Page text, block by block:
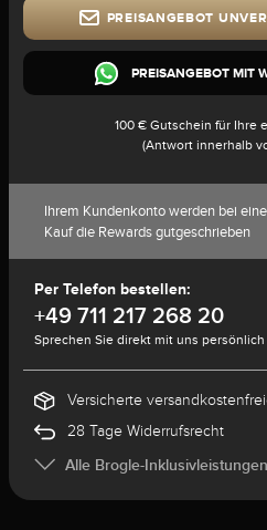
PREISANGEBOT
PREISANGEBOT MIT
100 € Gutschein für Ihre
(Antwort innerhalb
Ihrem Kundenkonto werden bei
Kauf die Rewards gutgeschrieben
Per Telefon bestellen:
+49 711 217 268 20
Sprechen Sie direkt mit uns persönlich
Versicherte
28 Tage Widerrufsrecht
Alle Brogle-